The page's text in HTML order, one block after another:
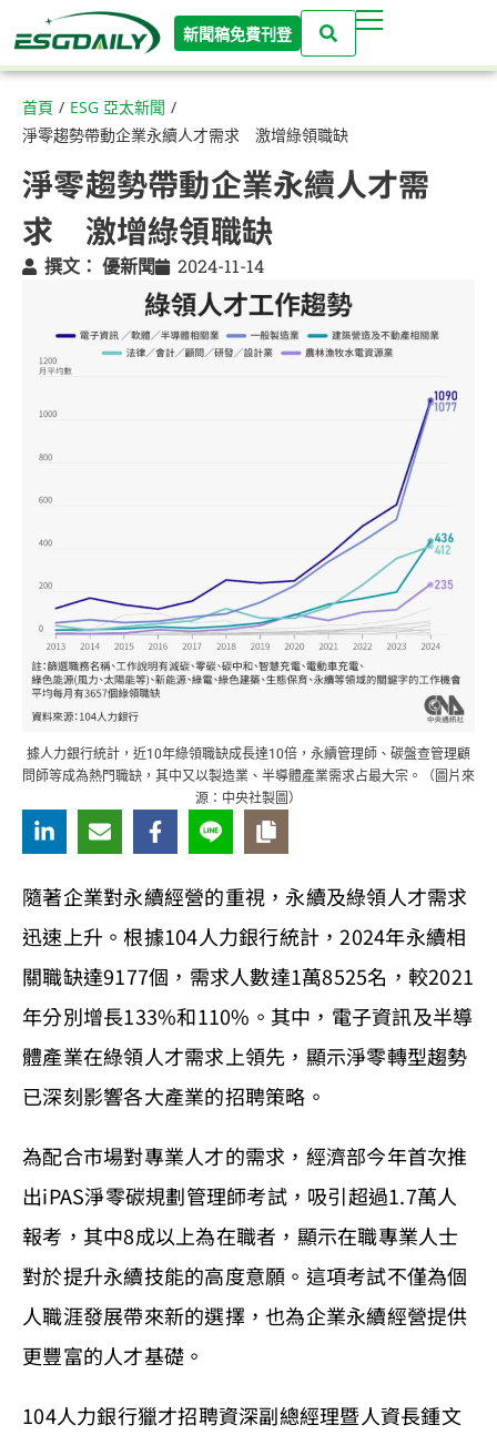
新聞稿免費刊登
首頁 / ESG 亞太新聞 /
淨零趨勢帶動企業永續人才需求 激增綠領職缺
淨零趨勢帶動企業永續人才需
求 激增綠領職缺
撰文： 優新聞 2024-11-14
據人力銀行統計，近10年綠領職缺成長達10倍，永續管理師、碳盤查管理顧
問師等成為熱門職缺，其中又以製造業、半導體產業需求占最大宗。（圖片來
源：中央社製圖）
隨著企業對永續經營的重視，永續及綠領人才需求
迅速上升。根據104人力銀行統計，2024年永續相
關職缺達9177個，需求人數達1萬8525名，較2021
年分別增長133%和110%。其中，電子資訊及半導
體產業在綠領人才需求上領先，顯示淨零轉型趨勢
已深刻影響各大產業的招聘策略。
為配合市場對專業人才的需求，經濟部今年首次推
出iPAS淨零碳規劃管理師考試，吸引超過1.7萬人
報考，其中8成以上為在職者，顯示在職專業人士
對於提升永續技能的高度意願。這項考試不僅為個
人職涯發展帶來新的選擇，也為企業永續經營提供
更豐富的人才基礎。
104人力銀行獵才招聘資深副總經理暨人資長鍾文